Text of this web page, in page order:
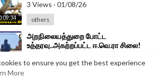
to ensure you get the best experience
More
3 Views · 01/08/26
others
⁣அறநிலையத்துறை போட்ட
உத்தரவு..அகற்றப்பட்ட ஈ.வெ.ரா சிலை!
4 Views 31/07/26